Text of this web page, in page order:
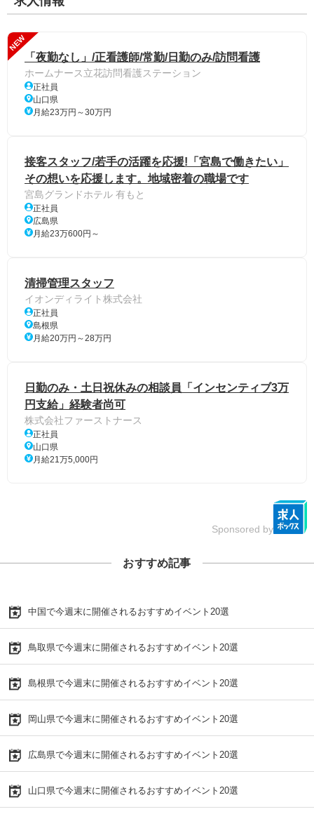
NEW
「夜勤なし」/正看護師/常勤/日勤のみ/訪問看護
ホームナース立花訪問看護ステーション
正社員
山口県
月給23万円～30万円
接客スタッフ/若手の活躍を応援!「宮島で働きたい」
その想いを応援します。地域密着の職場です
宮島グランドホテル 有もと
正社員
広島県
月給23万600円～
清掃管理スタッフ
イオンディライト株式会社
正社員
島根県
月給20万円～28万円
日勤のみ・土日祝休みの相談員「インセンティブ3万
円支給」経験者尚可
株式会社ファーストナース
正社員
山口県
月給21万5,000円
Sponsored by
おすすめ記事
中国で今週末に開催されるおすすめイベント20選
鳥取県で今週末に開催されるおすすめイベント20選
島根県で今週末に開催されるおすすめイベント20選
岡山県で今週末に開催されるおすすめイベント20選
広島県で今週末に開催されるおすすめイベント20選
山口県で今週末に開催されるおすすめイベント20選